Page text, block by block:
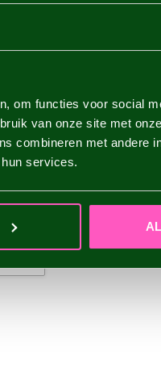
om functies voor social
van onze site met
combineren met andere
services.